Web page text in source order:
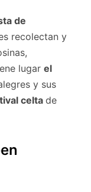
de
recolectan y
lugar el
y sus
celtade